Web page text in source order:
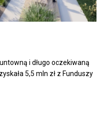
i długo oczekiwaną
5,5 mln zł z Funduszy